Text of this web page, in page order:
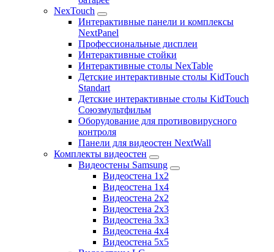
NexTouch
Интерактивные панели и комплексы
NextPanel
Профессиональные дисплеи
Интерактивные стойки
Интерактивные столы NexTable
Детские интерактивные столы KidTouch
Standart
Детские интерактивные столы KidTouch
Союзмультфильм
Оборудование для противовирусного
контроля
Панели для видеостен NextWall
Комплекты видеостен
Видеостены Samsung
Видеостена 1x2
Видеостена 1x4
Видеостена 2x2
Видеостена 2х3
Видеостена 3x3
Видеостена 4x4
Видеостена 5x5